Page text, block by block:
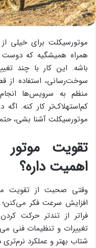
موتورسیکلت برای خیلی
همراه همیشگیه که دوست
باشه. این کار با چند
سوخت‌رسانی، استفاده از
منظم به سرویس‌ها
کم‌استهلاک‌تر کار کنه.
موتورسیکلت آشنا بشی،
تقویت
اهمیت داره؟
وقتی صحبت از تقویت
افزایش سرعت فکر می‌کنن؛
فراتر از تندتر حرکت
تغییرات و تنظیمات فنی
شتاب بهتر و عملکرد نرم‌تری